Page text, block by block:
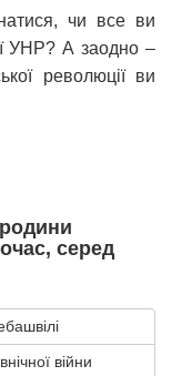
чи все ви
УНР? А заодно –
революції ви
серед
війни